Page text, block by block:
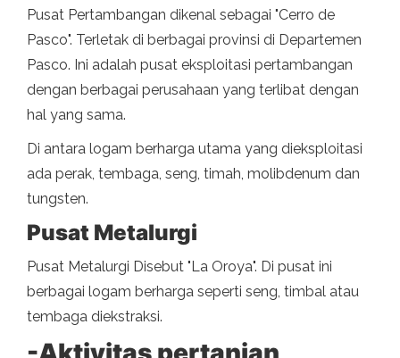
Pusat Pertambangan dikenal sebagai "Cerro de
Pasco". Terletak di berbagai provinsi di Departemen
Pasco. Ini adalah pusat eksploitasi pertambangan
dengan berbagai perusahaan yang terlibat dengan
hal yang sama.
Di antara logam berharga utama yang dieksploitasi
ada perak, tembaga, seng, timah, molibdenum dan
tungsten.
Pusat Metalurgi
Pusat Metalurgi Disebut "La Oroya". Di pusat ini
berbagai logam berharga seperti seng, timbal atau
tembaga diekstraksi.